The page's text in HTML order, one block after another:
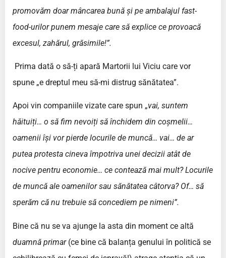
promovăm doar mâncarea bună și pe ambalajul fast-
food-urilor punem mesaje care să explice ce provoacă
excesul, zahărul, grăsimile!”.
Prima dată o să-ți apară Martorii lui Viciu care vor
spune „e dreptul meu să-mi distrug sănătatea”.
Apoi vin companiile vizate care spun „vai, suntem
hăituiți… o să fim nevoiți să închidem din coșmelii…
oamenii își vor pierde locurile de muncă… vai… de ar
putea protesta cineva împotriva unei decizii atât de
nocive pentru economie… ce contează mai mult? Locurile
de muncă ale oamenilor sau sănătatea câtorva? Of… să
sperăm că nu trebuie să concediem pe nimeni”.
Bine că nu se va ajunge la asta din moment ce altă
duamnă primar(ce bine că balanța genului în politică se